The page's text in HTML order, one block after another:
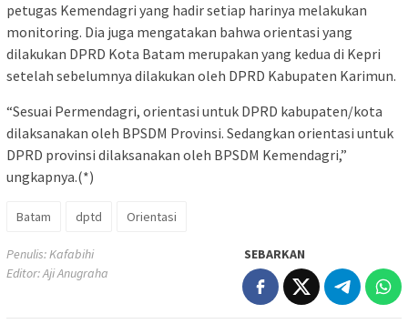
petugas Kemendagri yang hadir setiap harinya melakukan
monitoring. Dia juga mengatakan bahwa orientasi yang
dilakukan DPRD Kota Batam merupakan yang kedua di Kepri
setelah sebelumnya dilakukan oleh DPRD Kabupaten Karimun.
“Sesuai Permendagri, orientasi untuk DPRD kabupaten/kota
dilaksanakan oleh BPSDM Provinsi. Sedangkan orientasi untuk
DPRD provinsi dilaksanakan oleh BPSDM Kemendagri,”
ungkapnya.(*)
Batam dptd Orientasi
Penulis: Kafabihi
Editor: Aji Anugraha
SEBARKAN